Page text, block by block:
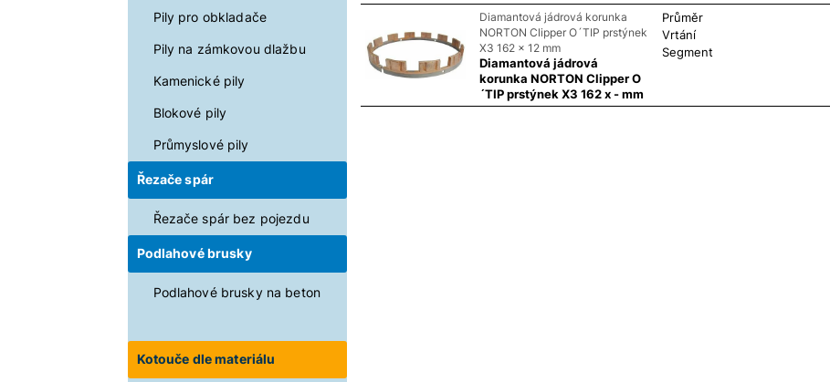
Pily pro obkladače
Pily na zámkovou dlažbu
Kamenické pily
Blokové pily
Průmyslové pily
Řezače spár
Řezače spár bez pojezdu
Podlahové brusky
Podlahové brusky na beton
Kotouče dle materiálu
Diamantová jádrová korunka
NORTON Clipper O´TIP prstýnek
X3 162 x 12 mm
Diamantová jádrová
korunka NORTON Clipper O
´TIP prstýnek X3 162 x - mm
Průměr
Vrtání
Segment